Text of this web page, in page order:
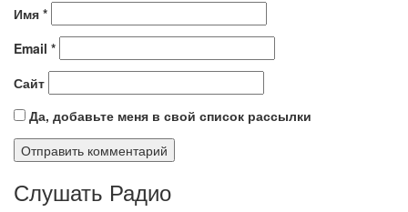
Имя *
Email *
Сайт
Да, добавьте меня в свой список рассылки
Слушать Радио